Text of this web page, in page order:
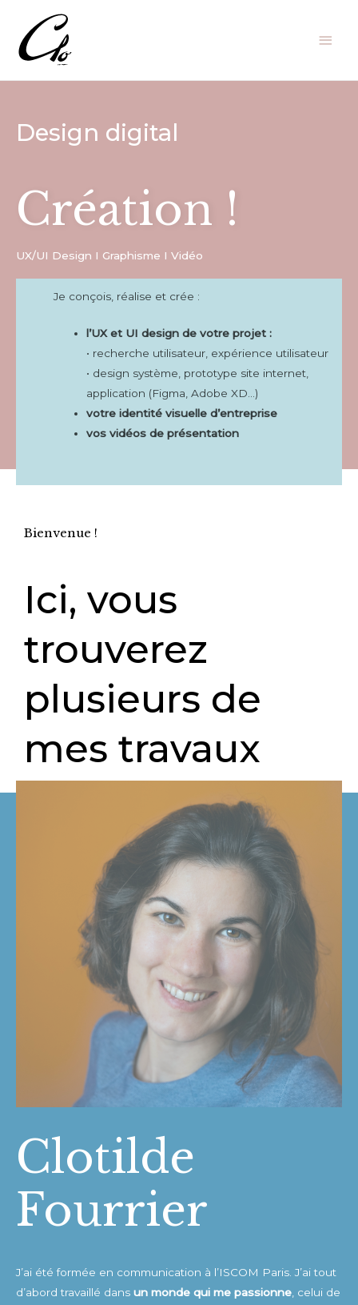
Design digital
Création !
UX/UI Design I Graphisme I Vidéo
Je conçois, réalise et crée :
l’UX et UI design de votre projet :
• recherche utilisateur, expérience utilisateur
• design système, prototype site internet,
application (Figma, Adobe XD…)
votre identité visuelle d’entreprise
vos vidéos de présentation
Bienvenue !
Ici, vous
trouverez
plusieurs de
mes travaux
Clotilde
Fourrier
J’ai été formée en communication à l’ISCOM Paris. J’ai tout
d’abord travaillé dans un monde qui me passionne, celui de